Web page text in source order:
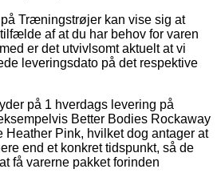
Træningstrøjer kan vise sig at
af at du har behov for varen
er det utvivlsomt aktuelt at vi
leveringsdato på det respektive
på 1 hverdags levering på
Better Bodies Rockaway
Heather Pink, hvilket dog antager at
end et konkret tidspunkt, så de
få varerne pakket forinden